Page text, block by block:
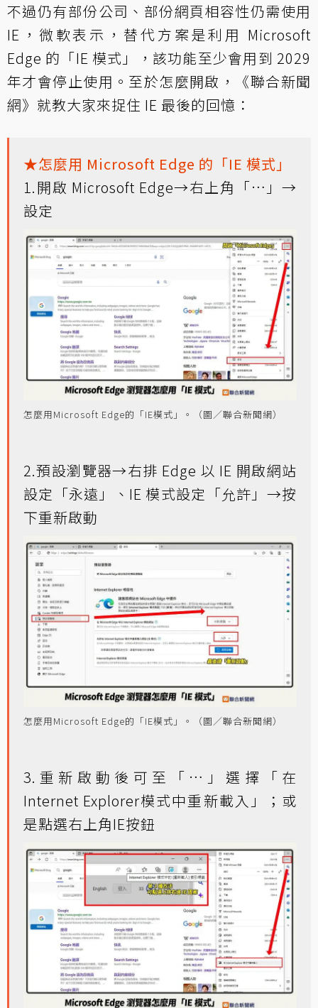
不過仍有部份公司、部份網頁相容性仍需使用
IE，微軟表示，替代方案是利用 Microsoft
Edge 的「IE 模式」，該功能至少會用到 2029
年才會停止使用。至於怎麼開啟，《聯合新聞
網》就教大家來捉住 IE 最後的回憶：
★怎麼用 Microsoft Edge 的「IE 模式」
1.開啟 Microsoft Edge→右上角「…」→
設定
怎麼用Microsoft Edge的「IE模式」。（圖／聯合新聞網）
2.預設瀏覽器→右排 Edge 以 IE 開啟網站
設定「永遠」、IE 模式設定「允許」→按
下重新啟動
怎麼用Microsoft Edge的「IE模式」。（圖／聯合新聞網）
3.重新啟動後可至「…」選擇「在
Internet Explorer模式中重新載入」；或
是點選右上角IE按鈕